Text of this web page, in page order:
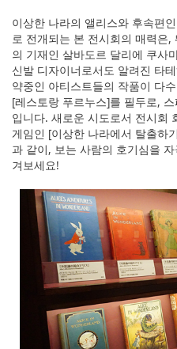
이상한 나라의 앨리스와 후속편
로 전개되는 본 전시회의 매력은
의 기재인 살바도르 달리에 쿠사
신발 디자이너로서도 알려진 타
약중인 아티스트들의 작품이 다
[레스토랑 푸르누스]를 필두로,
입니다. 새로운 시도로서 전시회
게임인 [이상한 나라에서 탈출하
과 같이, 보는 사람의 호기심을
겨보세요!